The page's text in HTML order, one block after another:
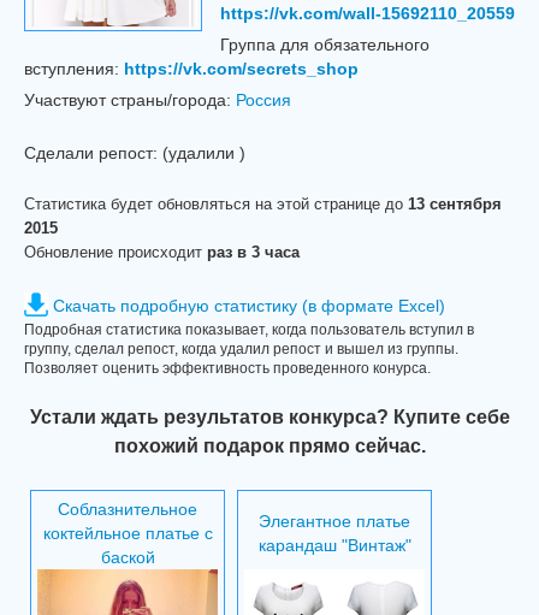
https://vk.com/wall-15692110_20559
Группа для обязательного
вступления: https://vk.com/secrets_shop
Участвуют страны/города: Россия
Сделали репост: (удалили )
Статистика будет обновляться на этой странице до 13 сентября
2015
Обновление происходит раз в 3 часа
Скачать подробную статистику (в формате Excel)
Подробная статистика показывает, когда пользователь вступил в
группу, сделал репост, когда удалил репост и вышел из группы.
Позволяет оценить эффективность проведенного конурса.
Устали ждать результатов конкурса? Купите себе
похожий подарок прямо сейчас.
Соблазнительное
коктейльное платье с
баской
Элегантное платье
карандаш "Винтаж"